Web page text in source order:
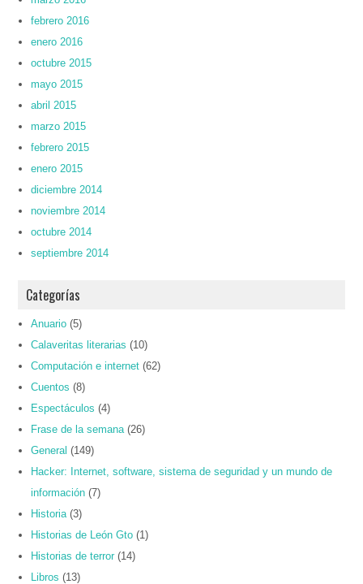
febrero 2016
enero 2016
octubre 2015
mayo 2015
abril 2015
marzo 2015
febrero 2015
enero 2015
diciembre 2014
noviembre 2014
octubre 2014
septiembre 2014
Categorías
Anuario (5)
Calaveritas literarias (10)
Computación e internet (62)
Cuentos (8)
Espectáculos (4)
Frase de la semana (26)
General (149)
Hacker: Internet, software, sistema de seguridad y un mundo de
información (7)
Historia (3)
Historias de León Gto (1)
Historias de terror (14)
Libros (13)